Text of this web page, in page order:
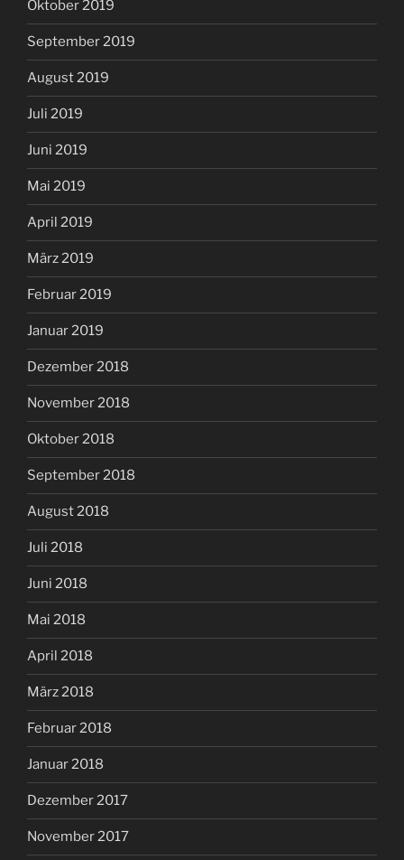
Oktober 2019
September 2019
August 2019
Juli 2019
Juni 2019
Mai 2019
April 2019
März 2019
Februar 2019
Januar 2019
Dezember 2018
November 2018
Oktober 2018
September 2018
August 2018
Juli 2018
Juni 2018
Mai 2018
April 2018
März 2018
Februar 2018
Januar 2018
Dezember 2017
November 2017